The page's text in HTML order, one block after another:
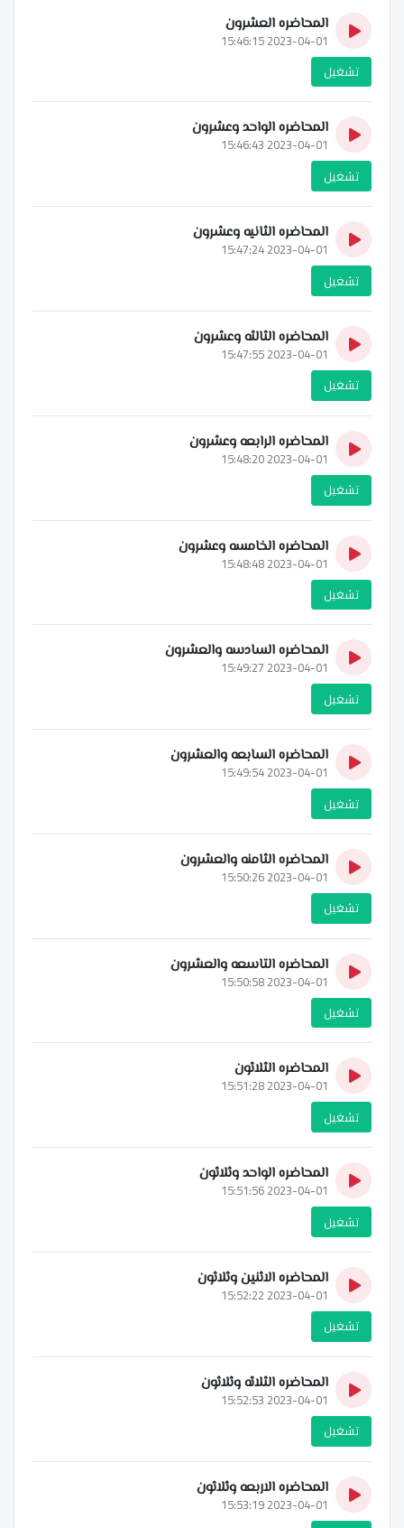
المحاضره العشرون
2023-04-01 15:46:15
تشغيل
المحاضره الواحد وعشرون
2023-04-01 15:46:43
تشغيل
المحاضره الثانيه وعشرون
2023-04-01 15:47:24
تشغيل
المحاضره الثالثه وعشرون
2023-04-01 15:47:55
تشغيل
المحاضره الرابعه وعشرون
2023-04-01 15:48:20
تشغيل
المحاضره الخامسه وعشرون
2023-04-01 15:48:48
تشغيل
المحاضره السادسه والعشرون
2023-04-01 15:49:27
تشغيل
المحاضره السابعه والعشرون
2023-04-01 15:49:54
تشغيل
المحاضره الثامنه والعشرون
2023-04-01 15:50:26
تشغيل
المحاضره التاسعه والعشرون
2023-04-01 15:50:58
تشغيل
المحاضره الثلاثون
2023-04-01 15:51:28
تشغيل
المحاضره الواحد وثلاثون
2023-04-01 15:51:56
تشغيل
المحاضره الاثنين وثلاثون
2023-04-01 15:52:22
تشغيل
المحاضره الثلاثه وثلاثون
2023-04-01 15:52:53
تشغيل
المحاضره الاربعه وثلاثون
2023-04-01 15:53:19